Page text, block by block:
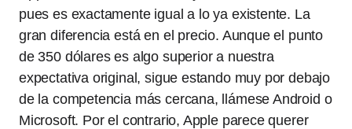
pues es exactamente igual a lo ya existente. La
gran diferencia está en el precio. Aunque el punto
de 350 dólares es algo superior a nuestra
expectativa original, sigue estando muy por debajo
de la competencia más cercana, llámese Android o
Microsoft. Por el contrario, Apple parece querer